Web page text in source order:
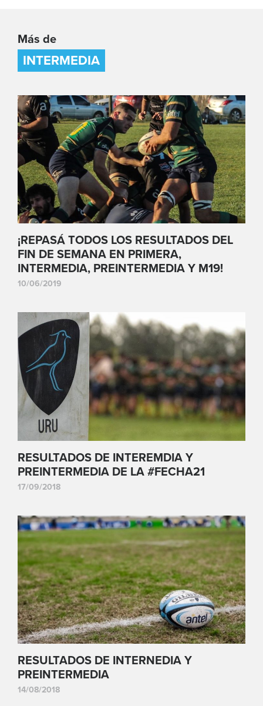
Más de
INTERMEDIA
¡REPASÁ TODOS LOS RESULTADOS DEL
FIN DE SEMANA EN PRIMERA,
INTERMEDIA, PREINTERMEDIA Y M19!
10/06/2019
RESULTADOS DE INTEREMDIA Y
PREINTERMEDIA DE LA #FECHA21
17/09/2018
RESULTADOS DE INTERNEDIA Y
PREINTERMEDIA
14/08/2018